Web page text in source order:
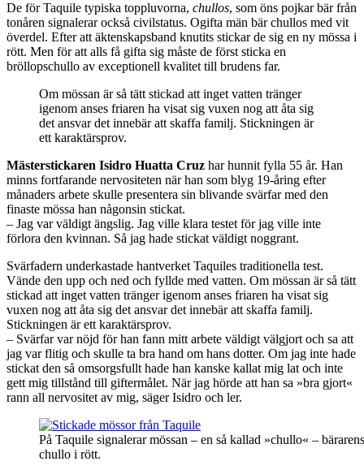
De för Taquile typiska toppluvorna, chullos, som öns pojkar bär från
tonåren signalerar också civilstatus. Ogifta män bär chullos med vit
överdel. Efter att äktenskapsband knutits stickar de sig en ny mössa i
rött. Men för att alls få gifta sig måste de först sticka en
bröllopschullo av exceptionell kvalitet till brudens far.
Om mössan är så tätt stickad att inget vatten tränger
igenom anses friaren ha visat sig vuxen nog att åta sig
det ansvar det innebär att skaffa familj. Stickningen är
ett karaktärsprov.
Mästerstickaren Isidro Huatta Cruz har hunnit fylla 55 år. Han
minns fortfarande nervositeten när han som blyg 19-åring efter
månaders arbete skulle presentera sin blivande svärfar med den
finaste mössa han någonsin stickat.
– Jag var väldigt ängslig. Jag ville klara testet för jag ville inte
förlora den kvinnan. Så jag hade stickat väldigt noggrant.
Svärfadern underkastade hantverket Taquiles traditionella test.
Vände den upp och ned och fyllde med vatten. Om mössan är så tätt
stickad att inget vatten tränger igenom anses friaren ha visat sig
vuxen nog att åta sig det ansvar det innebär att skaffa familj.
Stickningen är ett karaktärsprov.
– Svärfar var nöjd för han fann mitt arbete väldigt välgjort och sa att
jag var flitig och skulle ta bra hand om hans dotter. Om jag inte hade
stickat den så omsorgsfullt hade han kanske kallat mig lat och inte
gett mig tillstånd till giftermålet. När jag hörde att han sa »bra gjort«
rann all nervositet av mig, säger Isidro och ler.
På Taquile signalerar mössan – en så kallad »chullo« –
chullo i rött.